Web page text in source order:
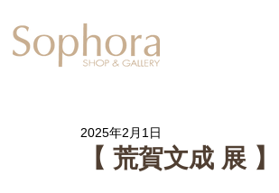
【 荒賀文成 展
2025年2月1日